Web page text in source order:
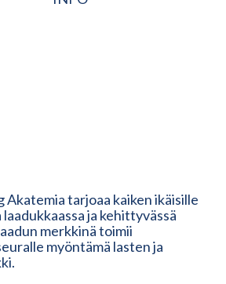
Akatemia tarjoaa kaiken ikäisille
ja kehittyvässä
merkkinä toimii
myöntämä lasten ja